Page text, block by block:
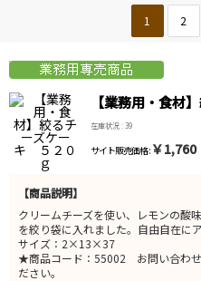
1 2
【業務用・食材
在庫状況 : 39
サイト販売価格 : ￥1,760
【商品説明】
クリームチーズを使い、レモンの酸
を絞り袋に入れました。自由自在に
サイズ：2×13×37
★商品コード：55002 お問い合わせ
ださい。